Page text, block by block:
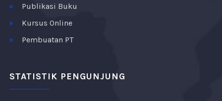
Publikasi Buku
Kursus Online
Pembuatan PT
STATISTIK PENGUNJUNG